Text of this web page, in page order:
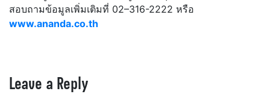
สอบถามข้อมูลเพิ่มเติมที่ 02–316-2222 หรือ
www.ananda.co.th
Leave a Reply